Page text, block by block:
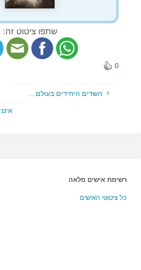
שתפו ציטוט זה:
0
השדים היחידים בעולם…
רשימת אישים מלאה
כל ציטוטי האישים